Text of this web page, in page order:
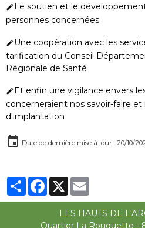
Le soutien et le
personnes concernées
Une coopération avec les
tarification du Conseil
Régionale de Santé
Et enfin une vigilance envers
concerneraient nos savoir-faire
d'implantation
Date de dernière mise à jour : 20/10/
PartagerFacebook
X
LES HAUTS DE
Quartier La Rouquette -